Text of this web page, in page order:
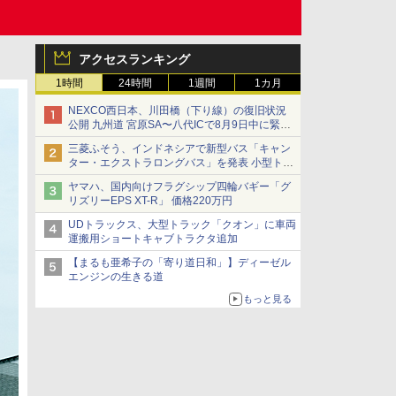
アクセスランキング
1時間 24時間 1週間 1カ月
NEXCO西日本、川田橋（下り線）の復旧状況
公開 九州道 宮原SA〜八代ICで8月9日中に緊急
車両を通行可能に
三菱ふそう、インドネシアで新型バス「キャン
ター・エクストラロングバス」を発表 小型トラ
ックベースの観光・旅客輸送向けバス
ヤマハ、国内向けフラグシップ四輪バギー「グ
リズリーEPS XT-R」 価格220万円
UDトラックス、大型トラック「クオン」に車両
運搬用ショートキャブトラクタ追加
【まるも亜希子の「寄り道日和」】ディーゼル
エンジンの生きる道
もっと見る